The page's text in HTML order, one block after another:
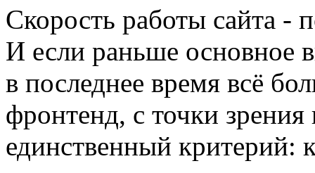
Скорость работы сайта -
И если раньше основное
в последнее время всё
фронтенд, с точки зрения
единственный критерий: